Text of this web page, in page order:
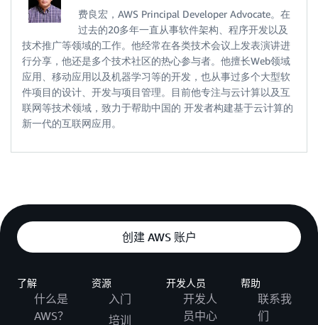
费良宏，AWS Principal Developer Advocate。在
过去的20多年一直从事软件架构、程序开发以及
技术推广等领域的工作。他经常在各类技术会议上发表演讲进
行分享，他还是多个技术社区的热心参与者。他擅长Web领域
应用、移动应用以及机器学习等的开发，也从事过多个大型软
件项目的设计、开发与项目管理。目前他专注与云计算以及互
联网等技术领域，致力于帮助中国的 开发者构建基于云计算的
新一代的互联网应用。
创建 AWS 账户
了解
什么是
AWS？
资源
入门
培训
开发人员
开发人
员中心
帮助
联系我
们